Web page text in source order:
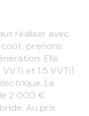
réaliser avec
prenons
Elle
et 1.5 VVTi)
Le
2 000 €
Au prix